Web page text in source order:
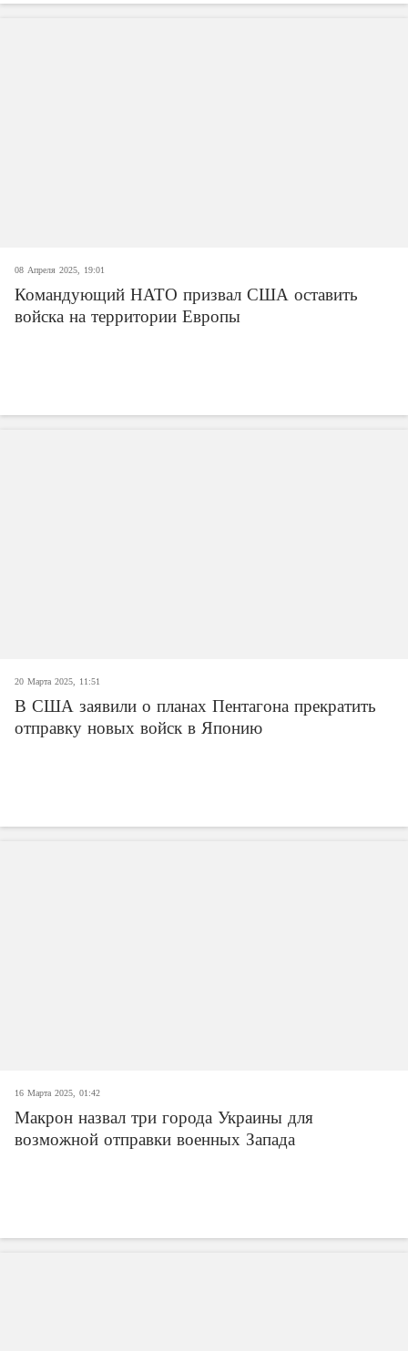
08 Апреля 2025, 19:01
Командующий НАТО призвал США оставить
войска на территории Европы
20 Марта 2025, 11:51
В США заявили о планах Пентагона прекратить
отправку новых войск в Японию
16 Марта 2025, 01:42
Макрон назвал три города Украины для
возможной отправки военных Запада